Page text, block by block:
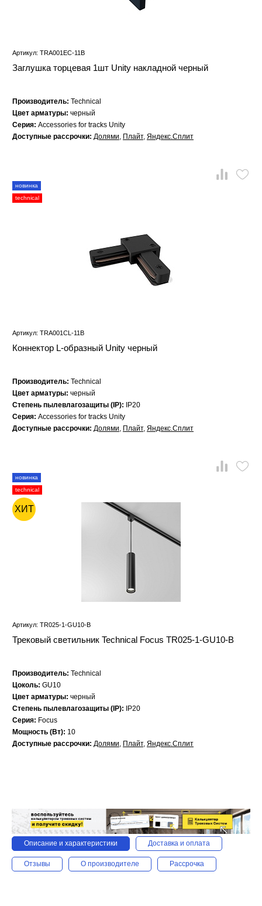
Артикул: TRA001EC-11B
Заглушка торцевая 1шт Unity накладной черный
Производитель: Technical
Цвет арматуры: черный
Серия: Accessories for tracks Unity
Доступные рассрочки: Долями, Плайт, Яндекс.Сплит
новинка
technical
Артикул: TRA001CL-11B
Коннектор L-образный Unity черный
Производитель: Technical
Цвет арматуры: черный
Степень пылевлагозащиты (IP):
IP20
Серия: Accessories for tracks Unity
Доступные рассрочки: Долями, Плайт, Яндекс.Сплит
новинка
technical
ХИТ
Артикул: TR025-1-GU10-B
Трековый светильник Technical Focus TR025-1-GU10-B
Производитель: Technical
Цоколь: GU10
Цвет арматуры: черный
Степень пылевлагозащиты (IP):
IP20
Серия: Focus
Мощность (Вт): 10
Доступные рассрочки: Долями, Плайт, Яндекс.Сплит
Описание и характеристики Доставка и оплата
Отзывы О производителе Рассрочка